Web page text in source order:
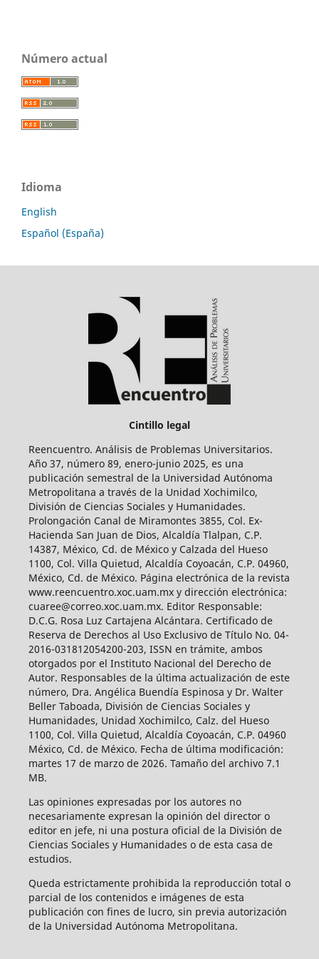
Número actual
Idioma
English
Español (España)
Cintillo legal
Reencuentro. Análisis de Problemas Universitarios.
Año 37, número 89, enero-junio 2025, es una
publicación semestral de la Universidad Autónoma
Metropolitana a través de la Unidad Xochimilco,
División de Ciencias Sociales y Humanidades.
Prolongación Canal de Miramontes 3855, Col. Ex-
Hacienda San Juan de Dios, Alcaldía Tlalpan, C.P.
14387, México, Cd. de México y Calzada del Hueso
1100, Col. Villa Quietud, Alcaldía Coyoacán, C.P. 04960,
México, Cd. de México. Página electrónica de la revista
www.reencuentro.xoc.uam.mx y dirección electrónica:
cuaree@correo.xoc.uam.mx. Editor Responsable:
D.C.G. Rosa Luz Cartajena Alcántara. Certificado de
Reserva de Derechos al Uso Exclusivo de Título No. 04-
2016-031812054200-203, ISSN en trámite, ambos
otorgados por el Instituto Nacional del Derecho de
Autor. Responsables de la última actualización de este
número, Dra. Angélica Buendía Espinosa y Dr. Walter
Beller Taboada, División de Ciencias Sociales y
Humanidades, Unidad Xochimilco, Calz. del Hueso
1100, Col. Villa Quietud, Alcaldía Coyoacán, C.P. 04960
México, Cd. de México. Fecha de última modificación:
martes 17 de marzo de 2026. Tamaño del archivo 7.1
MB.
Las opiniones expresadas por los autores no
necesariamente expresan la opinión del director o
editor en jefe, ni una postura oficial de la División de
Ciencias Sociales y Humanidades o de esta casa de
estudios.
Queda estrictamente prohibida la reproducción total o
parcial de los contenidos e imágenes de esta
publicación con fines de lucro, sin previa autorización
de la Universidad Autónoma Metropolitana.